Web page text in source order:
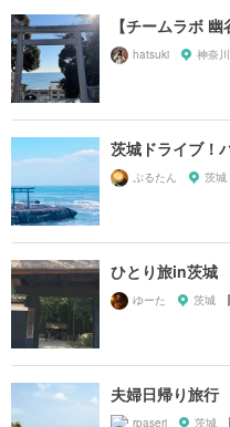
【チームラボ
hatsuki 神奈川
茨城ドライブ！
ぷるたん 茨城
ひとり旅in茨城
ゆーた 茨城
夫婦日帰り旅
rpaseri 茨城